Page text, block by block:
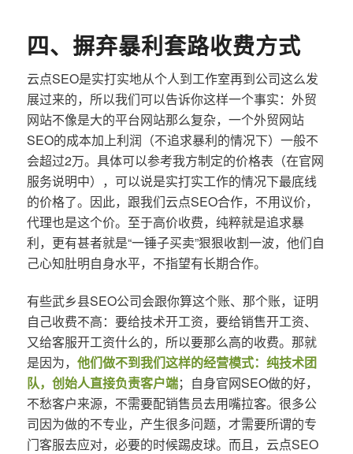
四、摒弃暴利套路收费方式
云点SEO是实打实地从个人到工作室再到公司这么发
展过来的，所以我们可以告诉你这样一个事实：外贸
网站不像是大的平台网站那么复杂，一个外贸网站
SEO的成本加上利润（不追求暴利的情况下）一般不
会超过2万。具体可以参考我方制定的价格表（在官网
服务说明中），可以说是实打实工作的情况下最底线
的价格了。因此，跟我们云点SEO合作，不用议价，
代理也是这个价。至于高价收费，纯粹就是追求暴
利，更有甚者就是“一锤子买卖”狠狠收割一波，他们自
己心知肚明自身水平，不指望有长期合作。
有些武乡县SEO公司会跟你算这个账、那个账，证明
自己收费不高：要给技术开工资，要给销售开工资、
又给客服开工资什么的，所以要那么高的收费。那就
是因为， 他们做不到我们这样的经营模式：纯技术团
队，创始人直接负责客户端；自身官网SEO做的好，
不愁客户来源，不需要配销售员去用嘴拉客。很多公
司因为做的不专业，产生很多问题，才需要所谓的专
门客服去应对，必要的时候踢皮球。而且，云点SEO